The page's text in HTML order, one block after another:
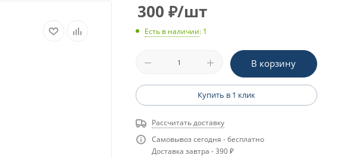
300 ₽/шт
Есть в наличии: 1
В корзину
Купить в 1 клик
Рассчитать доставку
Самовывоз сегодня - бесплатно
Доставка завтра - 390 ₽